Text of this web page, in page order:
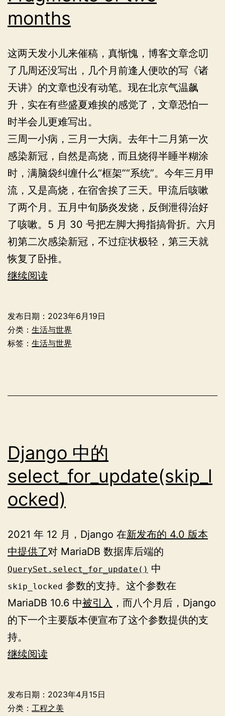
线
图
months
这两天发小儿来催稿，真惭愧，博客文章念叨
了几周还没写出，几个月前逢人便吹的写《诸
天讲》的文章也没有动笔。现在北京气温飙
升，实在有些盛夏难挨的感觉了，文章恐怕一
时半会儿更难写出。
三周一小病，三月一大病。去年十二月第一次
感染新冠，自然是高烧，而且烧得半睡半糊涂
时，满脑袋纠缠什么“框架”“系统”。今年三月甲
流，又是高烧，在宿舍挨了三天。甲流后咳嗽
了两个月。五月中旬肠炎发烧，反倒泄得治好
了咳嗽。5 月 30 号把左脚大拇指搞骨折。六月
初第二次感染新冠，不过症状极轻，第三天就
恢复了卧推。
继续阅读
months
发布日期： 2023年6月19日
分类： 生活与世界
标签： 生活与世界
Django 中的
select_for_update(skip_l
ocked)
2021 年 12 月，Django 在新发布的 4.0 版本
中提供了对 MariaDB 数据库后端的
QuerySet.select_for_update() 中
skip_locked 参数的支持。这个参数在
MariaDB 10.6 中被引入 ，而八个月后，Django
的下一个主要版本便宣布了这个参数提供的支
持。
继续阅读
select_for_update(skip_locked)
发布日期： 2023年4月15日
分类： 工程之美